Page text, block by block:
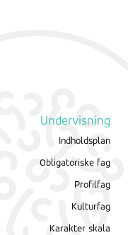
Undervisning
Indholdsplan
Obligatoriske fag
Profilfag
Kulturfag
Karakter skala